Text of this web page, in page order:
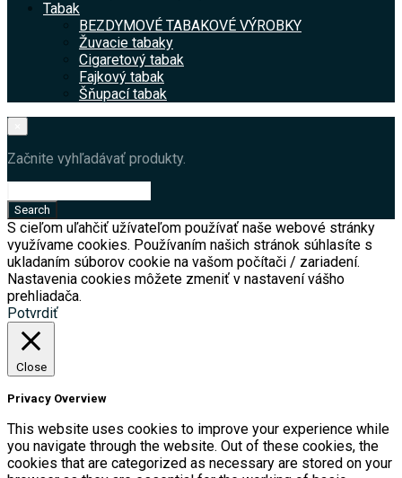
Tabak
BEZDYMOVÉ TABAKOVÉ VÝROBKY
Žuvacie tabaky
Cigaretový tabak
Fajkový tabak
Šňupací tabak
Začnite vyhľadávať produkty.
S cieľom uľahčiť užívateľom používať naše webové stránky
využívame cookies. Používaním našich stránok súhlasíte s
ukladaním súborov cookie na vašom počítači / zariadení.
Nastavenia cookies môžete zmeniť v nastavení vášho
prehliadača.
Potvrdiť
Close
Privacy Overview
This website uses cookies to improve your experience while
you navigate through the website. Out of these cookies, the
cookies that are categorized as necessary are stored on your